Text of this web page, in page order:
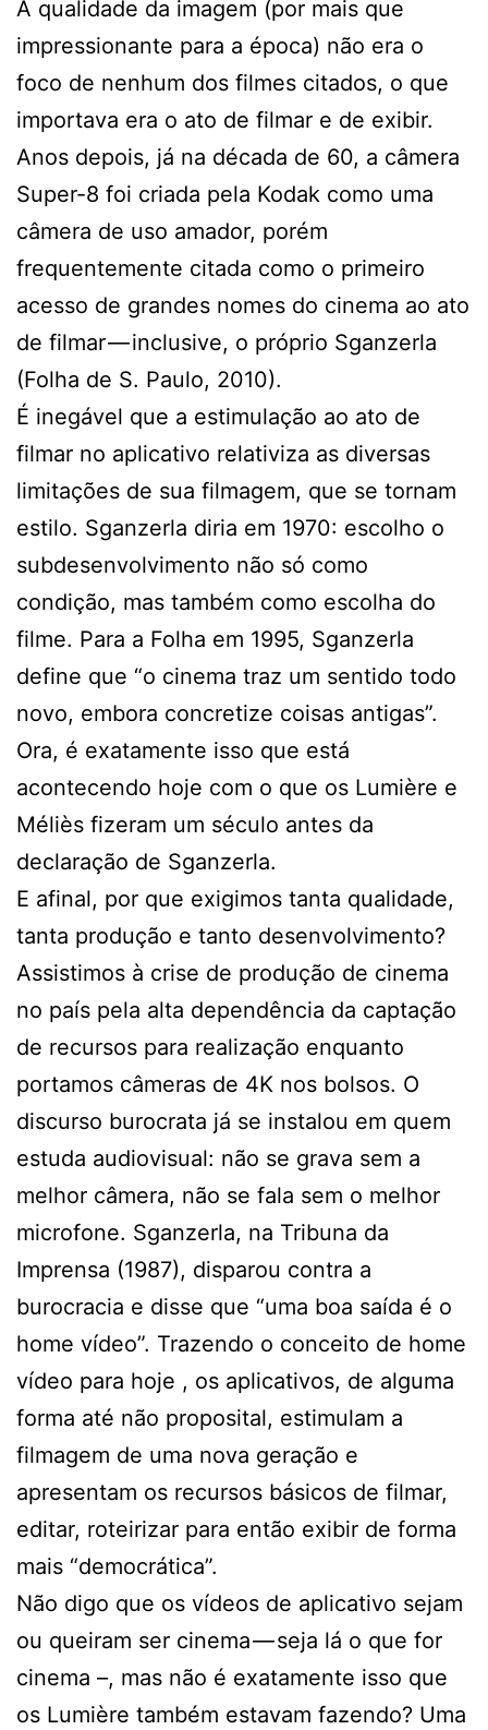
A qualidade da imagem (por mais que
impressionante para a época) não era o
foco de nenhum dos filmes citados, o que
importava era o ato de filmar e de exibir.
Anos depois, já na década de 60, a câmera
Super-8 foi criada pela Kodak como uma
câmera de uso amador, porém
frequentemente citada como o primeiro
acesso de grandes nomes do cinema ao ato
de filmar — inclusive, o próprio Sganzerla
(Folha de S. Paulo, 2010).
É inegável que a estimulação ao ato de
filmar no aplicativo relativiza as diversas
limitações de sua filmagem, que se tornam
estilo. Sganzerla diria em 1970: escolho o
subdesenvolvimento não só como
condição, mas também como escolha do
filme. Para a Folha em 1995, Sganzerla
define que “o cinema traz um sentido todo
novo, embora concretize coisas antigas”.
Ora, é exatamente isso que está
acontecendo hoje com o que os Lumière e
Méliès fizeram um século antes da
declaração de Sganzerla.
E afinal, por que exigimos tanta qualidade,
tanta produção e tanto desenvolvimento?
Assistimos à crise de produção de cinema
no país pela alta dependência da captação
de recursos para realização enquanto
portamos câmeras de 4K nos bolsos. O
discurso burocrata já se instalou em quem
estuda audiovisual: não se grava sem a
melhor câmera, não se fala sem o melhor
microfone. Sganzerla, na Tribuna da
Imprensa (1987), disparou contra a
burocracia e disse que “uma boa saída é o
home vídeo”. Trazendo o conceito de home
vídeo para hoje , os aplicativos, de alguma
forma até não proposital, estimulam a
filmagem de uma nova geração e
apresentam os recursos básicos de filmar,
editar, roteirizar para então exibir de forma
mais “democrática”.
Não digo que os vídeos de aplicativo sejam
ou queiram ser cinema — seja lá o que for
cinema –, mas não é exatamente isso que
os Lumière também estavam fazendo? Uma